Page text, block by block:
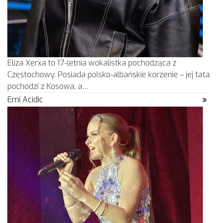
Eliza Xerxa to 17-letnia wokalistka pochodząca z
Częstochowy. Posiada polsko-albańskie korzenie – jej tata
pochodzi z Kosowa, a…
Emi Acidic